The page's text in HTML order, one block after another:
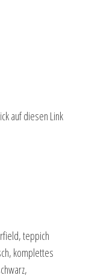
auf diesen Link
teppich
komplettes